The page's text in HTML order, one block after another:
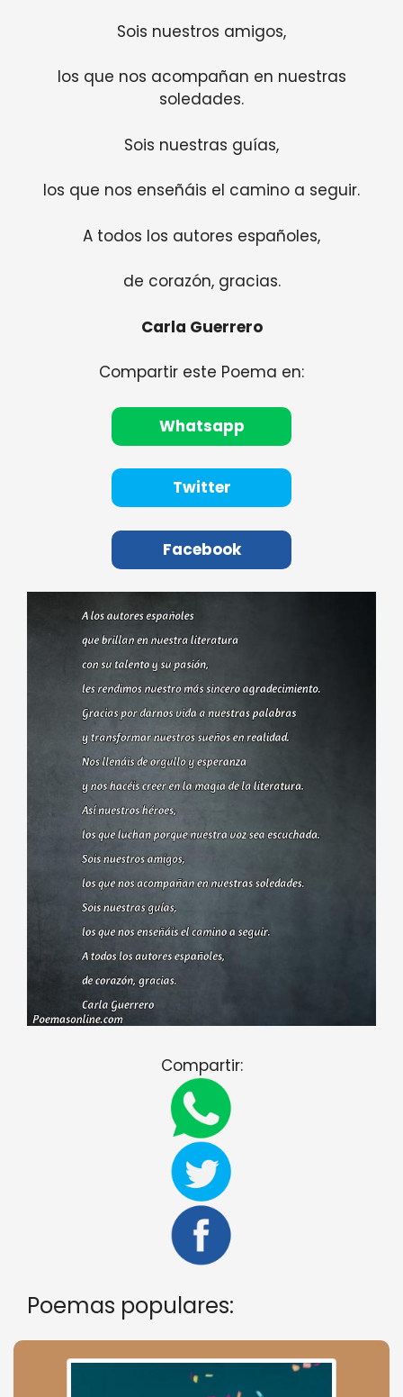
Sois nuestros amigos,
los que nos acompañan en nuestras
soledades.
Sois nuestras guías,
los que nos enseñáis el camino a seguir.
A todos los autores españoles,
de corazón, gracias.
Carla Guerrero
Compartir este Poema en:
Whatsapp
Twitter
Facebook
Compartir:
Poemas populares: